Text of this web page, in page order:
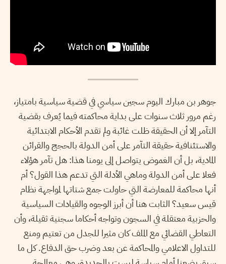
جوهر بن مبارك اليوم سجين سياسي في قضية سياسية بامتياز،
رغم مرور ثلاث سنوات على بداية محاكمته فيما يُعرف بقضية
التآمر إلا أن الحقيقة ظلت غائبة ولم تقدم الأحكام الابتدائية
والاستئنافية حقيقة التآمر على أمن الدولة بالحجج والقرائن
المادية، بل أن الغموض يتواصل إلى يومنا هذا: هل تآمر هؤلاء
فعلا على أمن الدولة وماهي الأدلة التي تدعم هذا القول؟ أم
أنها محاكمة للمعارضة التي حاولت جمع شتاتها لمواجهة نظام
قيس سعيد؟ الثابت هنا أن أبرز الوجوه والقيادات السياسية
والحزبية معتقلة في السجون وتواجه أحكاما سجنية ثقيلة، وأن
التعاطي القضائي مع الملف كان مثيرا للجدل من تعتيم ومنع
للتداول الاعلامي والمحاكمة عن بعد وضرب حق الدفاع. كل ما